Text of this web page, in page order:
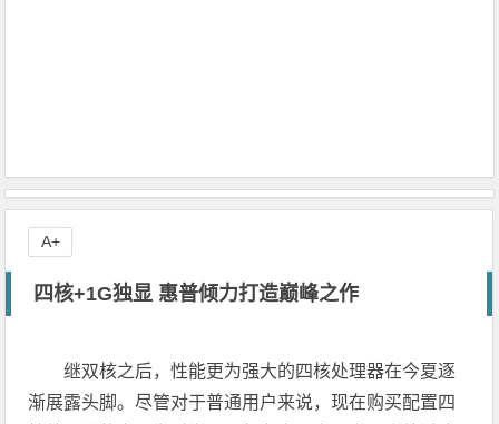
四核+1G独显 惠普倾力打造巅峰之作
继双核之后，性能更为强大的四核处理器在今夏逐
渐展露头脚。尽管对于普通用户来说，现在购买配置四
A+